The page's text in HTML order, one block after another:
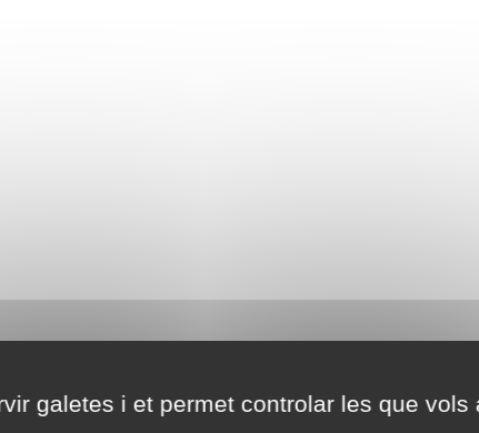
galetes i et permet controlar les que vols